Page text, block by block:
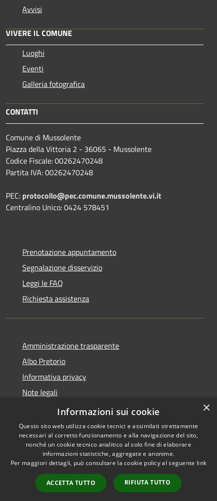
Avvisi
VIVERE IL COMUNE
Luoghi
Eventi
Galleria fotografica
CONTATTI
Comune di Mussolente
Piazza della Vittoria 2 - 36065 - Mussolente
Codice Fiscale: 00262470248
Partita IVA: 00262470248
PEC: protocollo@pec.comune.mussolente.vi.it
Centralino Unico: 0424 578451
Prenotazione appuntamento
Segnalazione disservizio
Leggi le FAQ
Richiesta assistenza
Amministrazione trasparente
Albo Pretorio
Informativa privacy
Note legali
Dichiarazione di accessibilità
Accessibilità
Copyright © 2026 • Comune di
Mussolente • Powered by
Municipium•
Accesso
redazione
×
Informazioni sui cookie
Questo sito web utilizza cookie tecnici e assimilati strettamente
necessari al corretto funzionamento e alla navigazione del sito,
nonché un cookie tecnico analitico al solo fine di elaborare
informazioni statistiche, aggregate e anonime.
Per maggiori dettagli, può consultare la cookie policy al seguente link
ACCETTA TUTTO RIFIUTA TUTTO